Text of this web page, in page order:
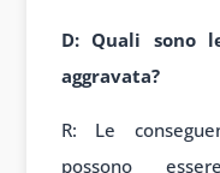
D: Quali sono
aggravata?
R: Le
possono